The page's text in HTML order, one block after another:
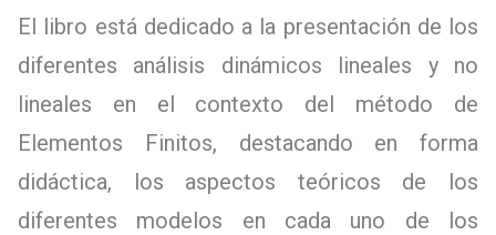
El libro está dedicado a la presentación de los
diferentes análisis dinámicos lineales y no
lineales en el contexto del método de
Elementos Finitos, destacando en forma
didáctica, los aspectos teóricos de los
diferentes modelos en cada uno de los